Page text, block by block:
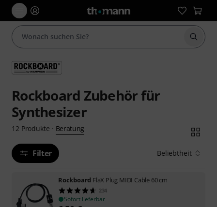
Suche
Rockboard Zubehör für
Synthesizer
12 Produkte · Beratung
Filter Beliebtheit
Rockboard FlaX Plug MIDI Cable 60 cm
234
Sofort lieferbar